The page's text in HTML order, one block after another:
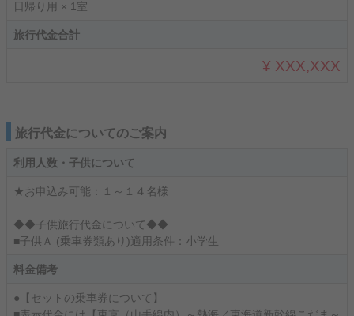
日帰り用 × 1室
旅行代金合計
¥ XXX,XXX
旅行代金についてのご案内
利用人数・子供について
★お申込み可能：１～１４名様
◆◆子供旅行代金について◆◆
■子供Ａ (乗車券類あり)適用条件：小学生
料金備考
●【セットの乗車券について】